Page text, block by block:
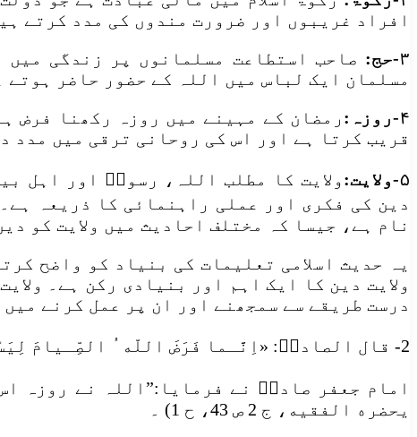
افراد غریبوں اور ضرورت مندوں کی مدد کرتے
۳-حج:
صاحب استطاعت مسلمانوں پر زندگی
مسلمان ایک لباس میں اللہ کے حضور حاضر ہوتے
۴-روزہ:
رمضان کے مہینے میں روزہ رکھنا فرض
قریب کرتا ہے اور اس کی روحانی ترقی میں مدد
۵-ولایت:
ولایت کا مطلب اللہ، رسولؐ اور اہل
دین کی فکری اور عملی راہنمائی کا ذریعہ
نام ہے، جیسا کہ مختلف احادیث میں ولایت کو
یہ حدیث اسلامی تعلیمات کی بنیاد کو واضح
ولایت دین کا ایک اہم اور بنیادی رکن ہے۔
درست طریقے سے سمجھنے اور ان پر عمل کرنے میں
2- قال الصادقؑ: «اِنَّـما فَرَضَ اللّه ُ الصِّـيامَ لِيَسْتَوى بِهِ الْغَنِىُّ وَ الْفَقيرُ» ۔
امام جعفر صادقؑ نے فرمایا:”اللہ نے روزہ
يحضره الفقيه، ج 2 ص 43، ح 1) ۔